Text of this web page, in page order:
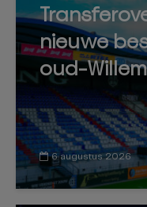
nieuwe
oud-Willem
6 augustus 2026